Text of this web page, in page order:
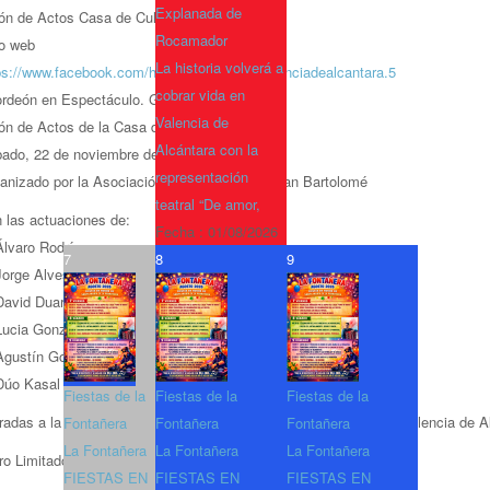
Explanada de
Rocamador
La historia volverá a
cobrar vida en
Valencia de
Alcántara con la
representación
teatral “De amor,
Fecha : 01/08/2026
7
Fiestas de la
Fontañera
La Fontañera
FIESTAS EN
8
Fiestas de la
Fontañera
La Fontañera
FIESTAS EN
9
Fiestas de la
Fontañera
La Fontañera
FIESTAS EN
de Actos Casa de Cultura
web
www.facebook.com/hogardemayores.valenciadealcantara.5
en Espectáculo. Gala Final 2025.
de Actos de la Casa de Cultura
22 de noviembre de 2025, 19:00h
por la Asociación de Pensionistas San Bartolomé
las actuaciones de:
Rodríguez
Alves
Duarte
González
González
Kasal
a la venta y más información en el Hogar de Mayores de Valencia de
Limitado